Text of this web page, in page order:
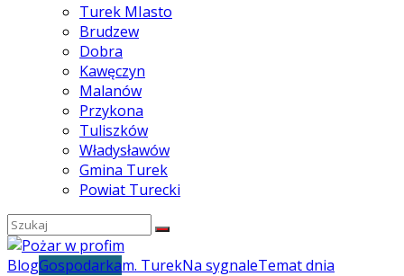
Turek MIasto
Brudzew
Dobra
Kawęczyn
Malanów
Przykona
Tuliszków
Władysławów
Gmina Turek
Powiat Turecki
BlogGospodarkam. TurekNa sygnaleTemat dnia